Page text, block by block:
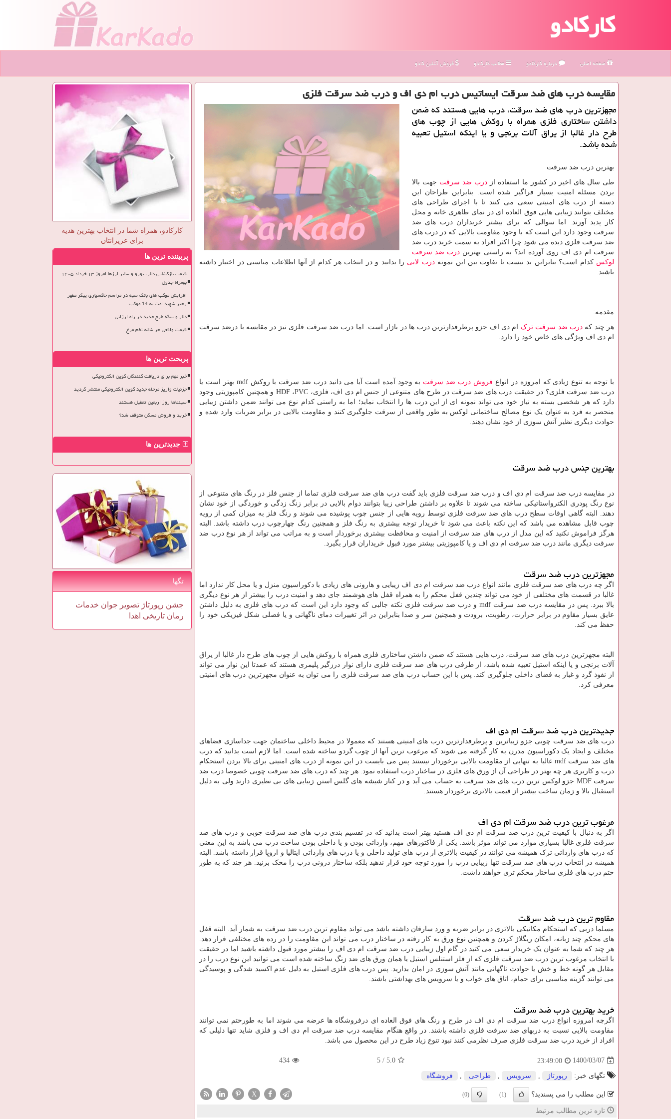
کارکادو
صفحه اصلی درباره كاركادو مطالب كاركادو فروش آنلاین کادو
مقایسه درب های ضد سرقت ایساتیس درب ام دی اف و درب ضد سرقت فلزی
مجهزترین درب های ضد سرقت، درب هایی هستند كه ضمن
داشتن ساختاری فلزی همراه با روكش هایی از چوب های
طرح دار غالبا از یراق آلات برنجی و یا اینكه استیل تعبیه
شده باشد.
بهترین درب ضد سرقت
طی سال های اخیر در کشور ما استفاده ازدرب ضد سرقت جهت بالا
بردن مسئله امنیت بسیار فراگیر شده است. بنابراین طراحان این
دسته از درب های امنیتی سعی می کنند تا با اجرای طراحی های
مختلف بتوانند زیبایی هایی فوق العاده ای در نمای ظاهری خانه و محل
کار پدید آورند. اما سوالی که برای بیشتر خریداران درب های ضد
سرقت وجود دارد این است که با وجود مقاومت بالایی که در درب های
ضد سرقت فلزی دیده می شود چرا اکثر افراد به سمت خرید درب ضد
سرقت ام دی اف روی آورده اند؟ به راستی بهترین درب ضد سرقت
لوکس کدام است؟ بنابراین بد نیست تا تفاوت بین این نمونهدرب لابی را بدانید و در انتخاب هر کدام از آنها اطلاعات مناسبی در اختیار داشته
باشید.
مقدمه:
هر چند کهدرب ضد سرقت ترک ام دی اف جزو پرطرفدارترین درب ها در بازار است. اما درب ضد سرقت فلزی نیز در مقایسه با درضد سرقت
ام دی اف ویژگی های خاص خود را دارد.
با توجه به تنوع زیادی که امروزه در انواع فروش درب ضد سرقت به وجود آمده است آیا می دانید درب ضد سرقت با روکشmdf بهتر است یا
درب ضد سرقت فلزی؟ در حقیقت درب های ضد سرقت در طرح های متنوعی از جنس ام دی اف، فلزی، PVC،HDF و همچنین کامپوزیتی وجود
دارد که هر شخصی بسته به نیاز خود می تواند نمونه ای از این درب ها را انتخاب نماید؛ اما به راستی کدام نوع می توانند ضمن داشتن زیبایی
منحصر به فرد به عنوان یک نوع مصالح ساختمانی لوکس به طور واقعی از سرقت جلوگیری کنند و مقاومت بالایی در برابر ضربات وارد شده و
حوادث دیگری نظیر آتش سوزی از خود نشان دهند.
بهترین جنس درب ضد سرقت
در مقایسه درب ضد سرقت ام دی اف و درب ضد سرقت فلزی باید گفت درب های ضد سرقت فلزی تماما از جنس فلز در رنگ های متنوعی از
نوع رنگ پودری الکترواستاتیکی ساخته می شوند تا علاوه بر داشتن طراحی زیبا بتوانند دوام بالایی در برابر زنگ زدگی و خوردگی از خود نشان
دهند. البته گاهی اوقات سطح درب های ضد سرقت فلزی توسط رویه هایی از جنس چوب پوشیده می شوند و رنگ فلز به میزان کمی از رویه
چوب قابل مشاهده می باشد که این نکته باعث می شود تا خریدار توجه بیشتری به رنگ فلز و همچنین رنگ چهارچوب درب داشته باشد. البته
هرگز فراموش نکنید که این مدل از درب های ضد سرقت از امنیت و محافظت بیشتری برخوردار است و به مراتب می تواند از هر نوع درب ضد
سرقت دیگری مانند درب ضد سرقت ام دی اف و یا کامپوزیتی بیشتر مورد قبول خریداران قرار بگیرد.
مجهزترین درب ضد سرقت
اگر چه درب های ضد سرقت فلزی مانند انواع درب ضد سرقت ام دی اف زیبایی و هارونی های زیادی با دکوراسیون منزل و یا محل کار ندارد اما
غالبا در قسمت های مختلفی از خود می تواند چندین قفل محکم را به همراه قفل های هوشمند جای دهد و امنیت درب را بیشتر از هر نوع دیگری
بالا ببرد. پس در مقایسه درب ضد سرقت mdfو درب ضد سرقت فلزی نکته جالبی که وجود دارد این است که درب های فلزی به دلیل داشتن
عایق بسیار مقاوم در برابر حرارت، رطوبت، برودت و همچنین سر و صدا بنابراین در اثر تغییرات دمای ناگهانی و یا فصلی شکل فیزیکی خود را
حفظ می کند.
البته مجهزترین درب های ضد سرقت، درب هایی هستند که ضمن داشتن ساختاری فلزی همراه با روکش هایی از چوب های طرح دار غالبا از یراق
آلات برنجی و یا اینکه استیل تعبیه شده باشد، از طرفی درب های ضد سرقت فلزی دارای نوار درزگیر پلیمری هستند که عمدتا این نوار می تواند
از نفوذ گرد و غبار به فضای داخلی جلوگیری کند. پس با این حساب درب های ضد سرقت فلزی را می توان به عنوان مجهزترین درب های امنیتی
معرفی کرد.
جدیدترین درب ضد سرقت ام دی اف
درب های ضد سرقت چوبی جزو زیباترین و پرطرفدارترین درب های امنیتی هستند که معمولا در محیط داخلی ساختمان جهت جداسازی فضاهای
مختلف و ایجاد یک دکوراسیون مدرن به کار گرفته می شوند که مرغوب ترین آنها از چوب گردو ساخته شده است. اما لازم است بدانید که درب
های ضد سرقتmdf غالبا به تنهایی از مقاومت بالایی برخوردار نیستند پس می بایست در این نمونه از درب های امنیتی برای بالا بردن استحکام
درب و کاربری هر چه بهتر در طراحی آن از ورق های فلزی در ساختار درب استفاده نمود. هر چند که درب های ضد سرقت چوبی خصوصا درب ضد
سرقتMDF جزو لوکس ترین درب های ضد سرقت به حساب می آید و در کنار شیشه های گلس استن زیبایی های بی نظیری دارند ولی به دلیل
استقبال بالا و زمان ساخت بیشتر از قیمت بالاتری برخوردار هستند.
مرغوب ترین درب ضد سرقت ام دی اف
اگر به دنبال با کیفیت ترین درب ضد سرقت ام دی اف هستید بهتر است بدانید که در تقسیم بندی درب های ضد سرقت چوبی و درب های ضد
سرقت فلزی غالبا بسیاری موارد می تواند موثر باشد. یکی از فاکتورهای مهم، وارداتی بودن و یا داخلی بودن ساخت درب می باشد به این معنی
که درب های وارداتی ترک همیشه می توانند در کیفیت بالاتری از درب های تولید داخلی و یا درب های وارداتی ایتالیا و اروپا قرار داشته باشد. البته
همیشه در انتخاب درب های ضد سرقت تنها زیبایی درب را مورد توجه خود قرار ندهید بلکه ساختار درونی درب را محک بزنید. هر چند که به طور
حتم درب های فلزی ساختار محکم تری خواهند داشت.
مقاوم ترین درب ضد سرقت
مسلما دربی که استحکام مکانیکی بالاتری در برابر ضربه و ورد سارقان داشته باشد می تواند مقاوم ترین درب ضد سرقت به شمار آید. البته قفل
های محکم چند زبانه، امکان ریگلاژ کردن و همچنین نوع ورق به کار رفته در ساختار درب می تواند این مقاومت را در رده های مختلفی قرار دهد.
هر چند که شما به عنوان یک خریدار سعی می کنید در گام اول زیبایی درب ضد سرقت ام دی اف را بیشتر مورد قبول داشته باشید اما در حقیقت
با انتخاب مرغوب ترین درب ضد سرقت فلزی که از فلز استنلس استیل یا همان ورق های ضد زنگ ساخته شده است می توانید این نوع درب را در
مقابل هر گونه خط و خش یا حوادث ناگهانی مانند آتش سوزی در امان بدارید. پس درب های فلزی استیل به دلیل عدم اکسید شدگی و پوسیدگی
می توانند گزینه مناسبی برای حمام، اتاق های خواب و یا سرویس های بهداشتی باشند.
خرید بهترین درب ضد سرقت
اگرچه امروزه انواع درب ضد سرقت ام دی اف در طرح و رنگ های فوق العاده ای درفروشگاه ها عرضه می شوند اما به طورحتم نمی توانند
مقاومت بالایی نسبت به دربهای ضد سرقت فلزی داشته باشند. در واقع هنگام مقایسه درب ضد سرقت ام دی اف و فلزی شاید تنها دلیلی که
افراد از خرید درب ضد سرقت فلزی صرف نظرمی کنند نبود تنوع زیاد طرح در این محصول می باشد.
1400/03/07
23:49:00
5.0
/
5
434
تگهای خبر: رپورتاژ سرویس طراحی فروشگاه
این مطلب را می پسندید؟ (1)
(0)
X
تازه ترین مطالب مرتبط
کارکادو، همراه شما در انتخاب بهترین هدیه
برای عزیزانتان
پربیننده ترین ها
قیمت بازگشایی دلار، یورو و سایر ارزها امروز ۱۳ خرداد ۱۴۰۵
بهمراه جدول
افزایش موکب های بانک سپه در مراسم خاکسپاری پیکر مطهر
رهبر شهید امت به 14 موکب
دلار و سکه طرح جدید در راه ارزانی
قیمت واقعی هر شانه تخم مرغ
پربحث ترین ها
خبر مهم برای دریافت کنندگان کوپن الکترونیکی
جزئیات واریز مرحله جدید کوپن الکترونیکی منتشر گردید
سینماها روز اربعین تعطیل هستند
خرید و فروش مسکن متوقف شد؟
جدیدترین ها
تگها
جشن رپورتاژ تصویر جوان خدمات
رمان تاریخی اهدا